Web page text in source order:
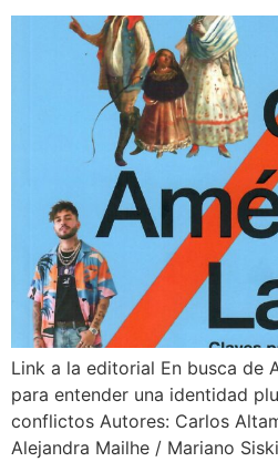
Link a la editorial En busca de
para entender una identidad
conflictos Autores: Carlos
Alejandra Mailhe / Mariano